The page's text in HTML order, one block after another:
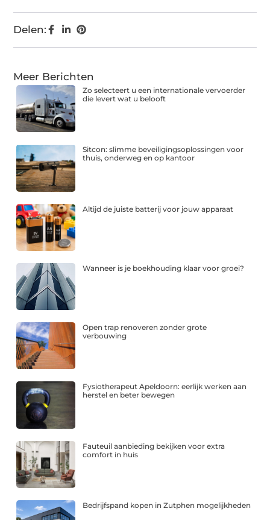
Delen:
Meer Berichten
Zo selecteert u een internationale vervoerder
die levert wat u belooft
Sitcon: slimme beveiligingsoplossingen voor
thuis, onderweg en op kantoor
Altijd de juiste batterij voor jouw apparaat
Wanneer is je boekhouding klaar voor groei?
Open trap renoveren zonder grote
verbouwing
Fysiotherapeut Apeldoorn: eerlijk werken aan
herstel en beter bewegen
Fauteuil aanbieding bekijken voor extra
comfort in huis
Bedrijfspand kopen in Zutphen mogelijkheden